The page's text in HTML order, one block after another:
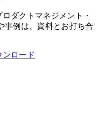
ダクトマネジメント・
事例は、資料とお打ち合
ンロード